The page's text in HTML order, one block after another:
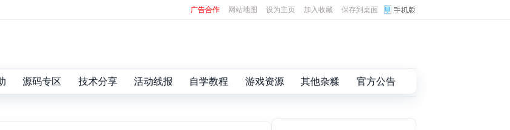
广告合作 网站地图 设为主页 加入收藏 保存到桌面
源码专区 技术分享 活动线报 自学教程 游戏资源 其他杂糅 官方公告